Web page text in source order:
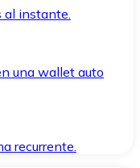
al instante.
una wallet auto
recurrente.